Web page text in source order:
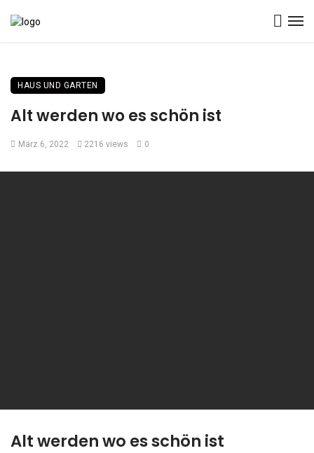
HAUS UND GARTEN
Alt werden wo es schön ist
März 6, 2022 2216 views 0
Alt werden wo es schön ist